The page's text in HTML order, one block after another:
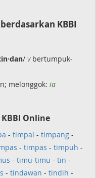
berdasarkan KBBI
/ vbertumpuk-
melonggok: ia
Online
- timpal - timpang -
- timpas - timpuh -
- timu-timu - tin -
- tindawan - tindih -